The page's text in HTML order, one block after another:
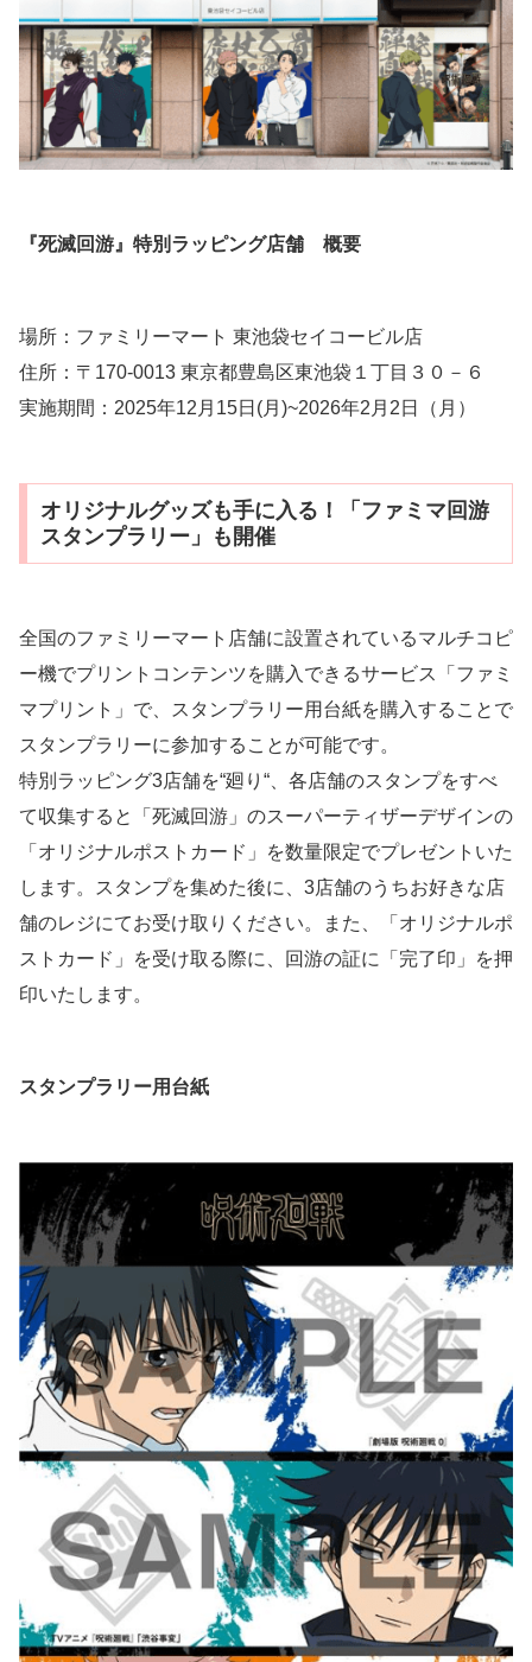
『死滅回游』特別ラッピング店舗 概要
場所：ファミリーマート 東池袋セイコービル店
住所：〒170-0013 東京都豊島区東池袋１丁目３０－６
実施期間：2025年12月15日(月)~2026年2月2日（月）
オリジナルグッズも手に入る！「ファミマ回游
スタンプラリー」も開催
全国のファミリーマート店舗に設置されているマルチコピ
ー機でプリントコンテンツを購入できるサービス「ファミ
マプリント」で、スタンプラリー用台紙を購入することで
スタンプラリーに参加することが可能です。
特別ラッピング3店舗を“廻り“、各店舗のスタンプをすべ
て収集すると「死滅回游」のスーパーティザーデザインの
「オリジナルポストカード」を数量限定でプレゼントいた
します。スタンプを集めた後に、3店舗のうちお好きな店
舗のレジにてお受け取りください。また、「オリジナルポ
ストカード」を受け取る際に、回游の証に「完了印」を押
印いたします。
スタンプラリー用台紙